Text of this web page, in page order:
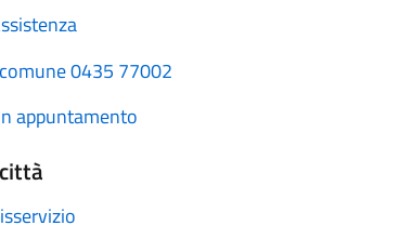
0435 77002
appuntamento